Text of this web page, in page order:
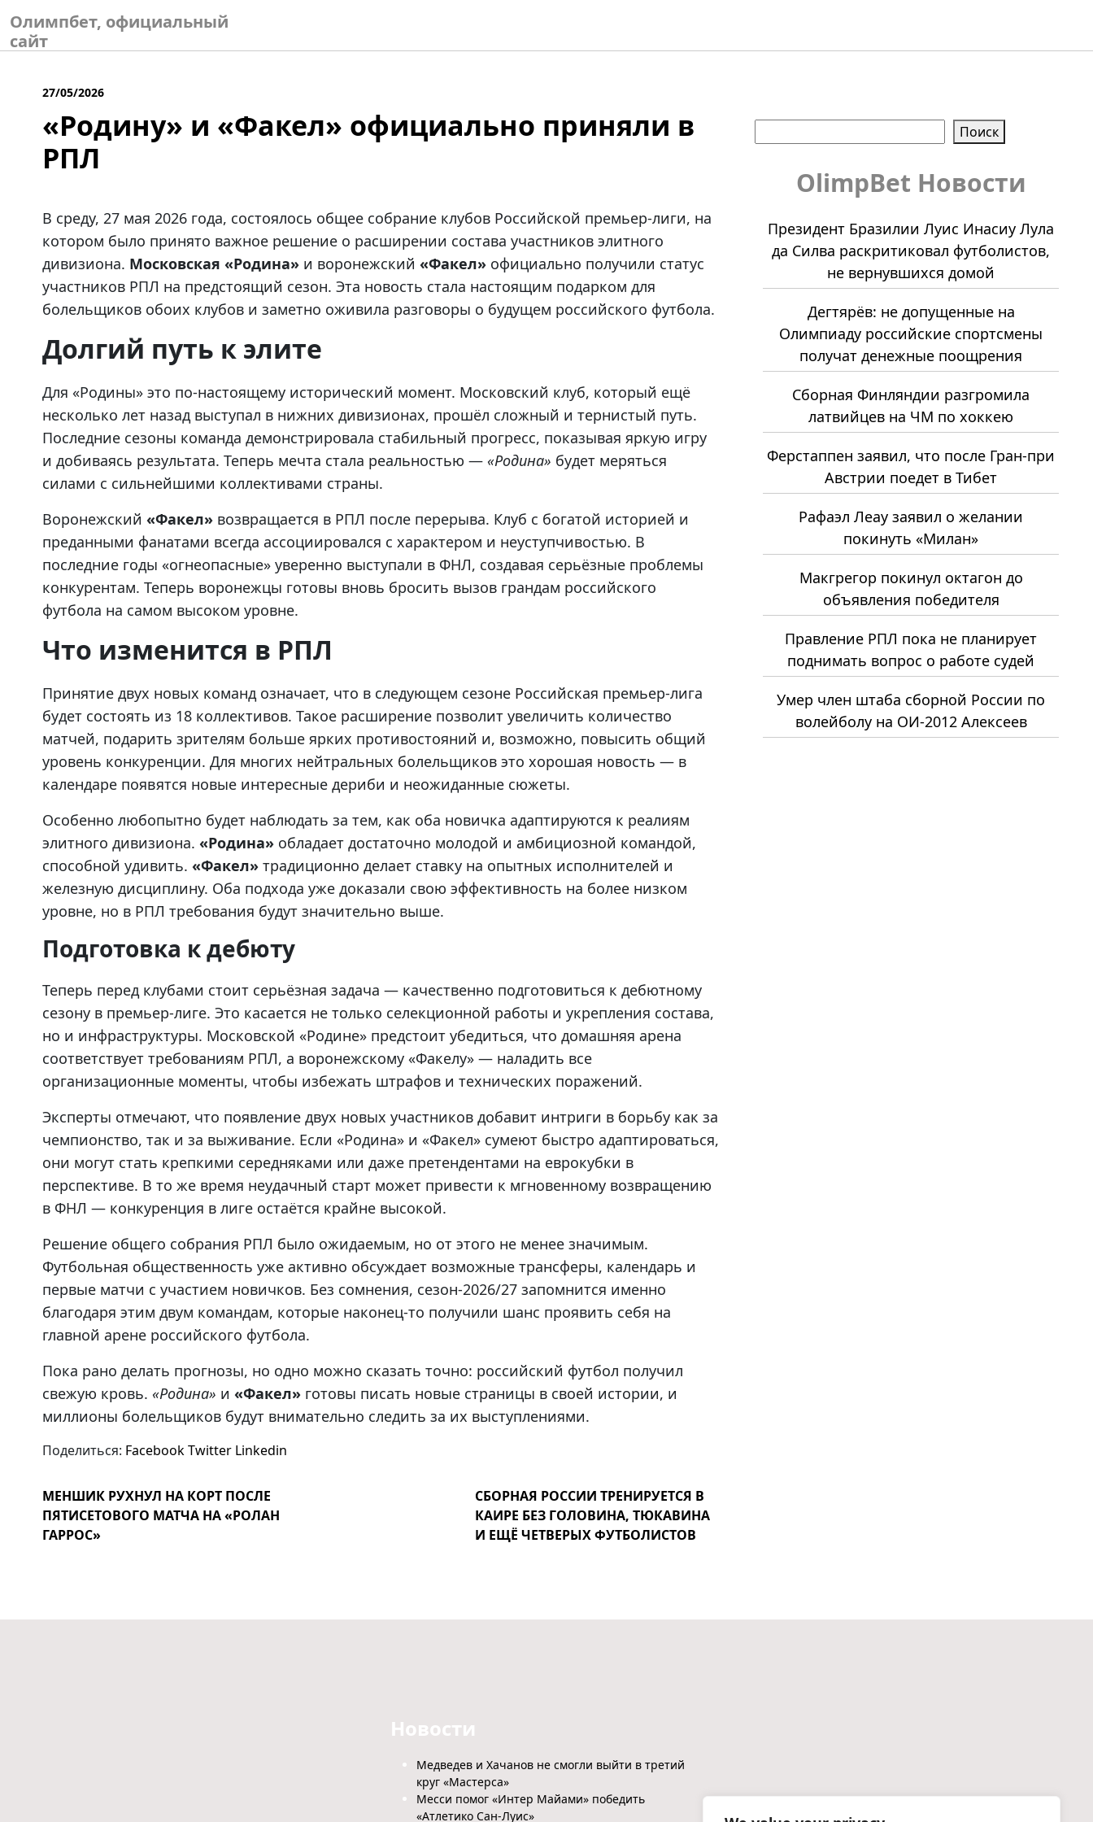
to
content
Олимпбет, официальный
сайт
27/05/2026
«Родину» и «Факел» официально приняли в
РПЛ
В среду, 27 мая 2026 года, состоялось общее собрание клубов Российской премьер-лиги, на
котором было принято важное решение о расширении состава участников элитного
дивизиона. Московская «Родина» и воронежский «Факел» официально получили статус
участников РПЛ на предстоящий сезон. Эта новость стала настоящим подарком для
болельщиков обоих клубов и заметно оживила разговоры о будущем российского футбола.
Долгий путь к элите
Для «Родины» это по-настоящему исторический момент. Московский клуб, который ещё
несколько лет назад выступал в нижних дивизионах, прошёл сложный и тернистый путь.
Последние сезоны команда демонстрировала стабильный прогресс, показывая яркую игру
и добиваясь результата. Теперь мечта стала реальностью — «Родина» будет меряться
силами с сильнейшими коллективами страны.
Воронежский «Факел» возвращается в РПЛ после перерыва. Клуб с богатой историей и
преданными фанатами всегда ассоциировался с характером и неуступчивостью. В
последние годы «огнеопасные» уверенно выступали в ФНЛ, создавая серьёзные проблемы
конкурентам. Теперь воронежцы готовы вновь бросить вызов грандам российского
футбола на самом высоком уровне.
Что изменится в РПЛ
Принятие двух новых команд означает, что в следующем сезоне Российская премьер-лига
будет состоять из 18 коллективов. Такое расширение позволит увеличить количество
матчей, подарить зрителям больше ярких противостояний и, возможно, повысить общий
уровень конкуренции. Для многих нейтральных болельщиков это хорошая новость — в
календаре появятся новые интересные дериби и неожиданные сюжеты.
Особенно любопытно будет наблюдать за тем, как оба новичка адаптируются к реалиям
элитного дивизиона. «Родина» обладает достаточно молодой и амбициозной командой,
способной удивить. «Факел» традиционно делает ставку на опытных исполнителей и
железную дисциплину. Оба подхода уже доказали свою эффективность на более низком
уровне, но в РПЛ требования будут значительно выше.
Подготовка к дебюту
Теперь перед клубами стоит серьёзная задача — качественно подготовиться к дебютному
сезону в премьер-лиге. Это касается не только селекционной работы и укрепления состава,
но и инфраструктуры. Московской «Родине» предстоит убедиться, что домашняя арена
соответствует требованиям РПЛ, а воронежскому «Факелу» — наладить все
организационные моменты, чтобы избежать штрафов и технических поражений.
Эксперты отмечают, что появление двух новых участников добавит интриги в борьбу как за
чемпионство, так и за выживание. Если «Родина» и «Факел» сумеют быстро адаптироваться,
они могут стать крепкими середняками или даже претендентами на еврокубки в
перспективе. В то же время неудачный старт может привести к мгновенному возвращению
в ФНЛ — конкуренция в лиге остаётся крайне высокой.
Решение общего собрания РПЛ было ожидаемым, но от этого не менее значимым.
Футбольная общественность уже активно обсуждает возможные трансферы, календарь и
первые матчи с участием новичков. Без сомнения, сезон-2026/27 запомнится именно
благодаря этим двум командам, которые наконец-то получили шанс проявить себя на
главной арене российского футбола.
Пока рано делать прогнозы, но одно можно сказать точно: российский футбол получил
свежую кровь. «Родина» и «Факел» готовы писать новые страницы в своей истории, и
миллионы болельщиков будут внимательно следить за их выступлениями.
Поделиться: FacebookTwitter Linkedin
МЕНШИК РУХНУЛ НА КОРТ ПОСЛЕ
ПЯТИСЕТОВОГО МАТЧА НА «РОЛАН
ГАРРОС»
СБОРНАЯ РОССИИ ТРЕНИРУЕТСЯ В
КАИРЕ БЕЗ ГОЛОВИНА, ТЮКАВИНА
И ЕЩЁ ЧЕТВЕРЫХ ФУТБОЛИСТОВ
Поиск
OlimpBet Новости
Президент Бразилии Луис Инасиу Лула
да Силва раскритиковал футболистов,
не вернувшихся домой
Дегтярёв: не допущенные на
Олимпиаду российские спортсмены
получат денежные поощрения
Сборная Финляндии разгромила
латвийцев на ЧМ по хоккею
Ферстаппен заявил, что после Гран-при
Австрии поедет в Тибет
Рафаэл Леау заявил о желании
покинуть «Милан»
Макгрегор покинул октагон до
объявления победителя
Правление РПЛ пока не планирует
поднимать вопрос о работе судей
Умер член штаба сборной России по
волейболу на ОИ-2012 Алексеев
Новости
Медведев и Хачанов не смогли выйти в третий
круг «Мастерса»
Месси помог «Интер Майами» победить
«Атлетико Сан-Луис»